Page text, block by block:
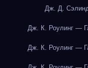
Дж. Д.
Дж. К. Роулинг —
Дж. К. Роулинг —